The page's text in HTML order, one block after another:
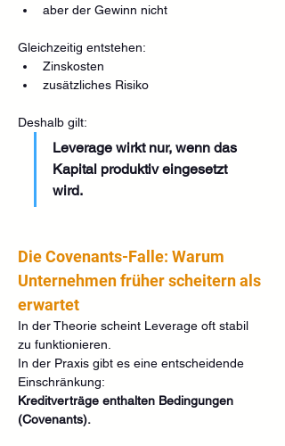
aber der Gewinn nicht
Gleichzeitig entstehen:
Zinskosten
zusätzliches Risiko
Deshalb gilt:
Leverage wirkt nur, wenn das
Kapital produktiv eingesetzt
wird.
Die Covenants-Falle: Warum
Unternehmen früher scheitern als
erwartet
In der Theorie scheint Leverage oft stabil
zu funktionieren.
In der Praxis gibt es eine entscheidende
Einschränkung:
Kreditverträge enthalten Bedingungen
(Covenants).